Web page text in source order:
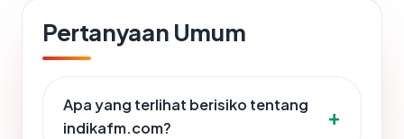
Pertanyaan Umum
Apa yang terlihat berisiko tentang
indikafm.com?